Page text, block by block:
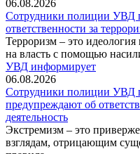
06.08.2026
Сотрудники полиции
ответственности за
Терроризм – это
на власть с помощью
УВД информирует
06.08.2026
Сотрудники полиции
предупреждают об
деятельность
Экстремизм – это
взглядам, отрицающим